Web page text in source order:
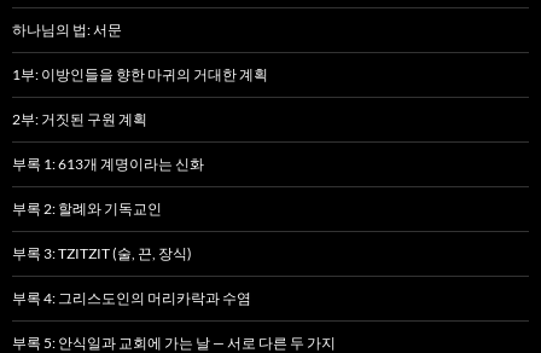
하나님의 법: 서문
1부: 이방인들을 향한 마귀의 거대한 계획
2부: 거짓된 구원 계획
부록 1: 613개 계명이라는 신화
부록 2: 할례와 기독교인
부록 3: TZITZIT (술, 끈, 장식)
부록 4: 그리스도인의 머리카락과 수염
부록 5: 안식일과 교회에 가는 날 — 서로 다른 두 가지